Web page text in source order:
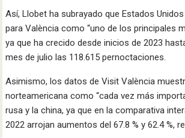
Así, Llobet ha subrayado que Estados
para València como “uno de los principales
ya que ha crecido desde inicios de 2023
mes de julio las 118.615 pernoctaciones.
Asimismo, los datos de Visit València
norteamericana como “cada vez más
rusa y la china, ya que en la comparativa
2022 arrojan aumentos del 67.8 % y 62.4 %,